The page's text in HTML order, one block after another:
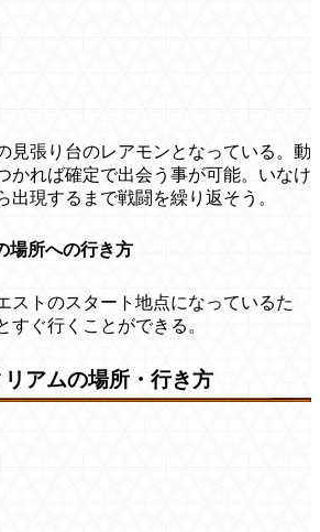
見張り台のレアモンとなっている。動
かれば確定で出会う事が可能。いなけ
出現するまで戦闘を繰り返そう。
場所への行き方
ストのスタート地点になっているた
すぐ行くことができる。
アムの場所・行き方